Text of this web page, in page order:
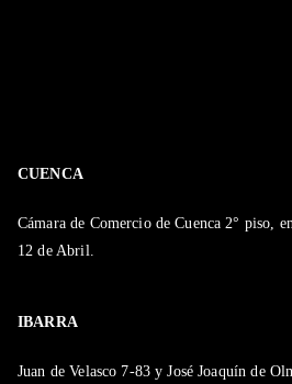
CUENCA
Cámara de Comercio de Cuenca 2° piso,
12 de Abril.
IBARRA
Juan de Velasco 7-83 y José Joaquín de